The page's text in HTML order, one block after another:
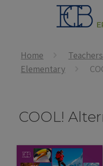
Home
Elementary
COOL!